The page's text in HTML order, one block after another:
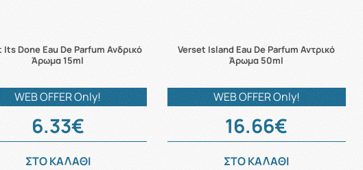
Its Done Eau De Parfum Ανδρικό
Άρωμα 15ml
WEB OFFER Only!
6.33€
ΣΤΟ ΚΑΛΑΘΙ
Verset Island Eau De Parfum Αντρικό
Άρωμα 50ml
WEB OFFER Only!
16.66€
ΣΤΟ ΚΑΛΑΘΙ